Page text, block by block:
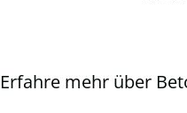
Erfahre mehr über